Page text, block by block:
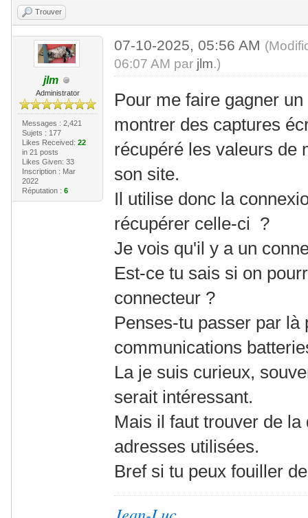
Trouver
jlm
Administrator
Messages : 2,421
Sujets : 177
Likes Received: 22
in 21 posts
Likes Given: 33
Inscription : Mar
2022
Réputation : 6
07-10-2025, 05:56 AM
06:07 AM par jlm.)
Pour me faire gagner
montrer des captures
récupéré les valeurs de
son site.
Il utilise donc la
récupérer celle-ci ?
Je vois qu'il y a un
Est-ce tu sais si on
connecteur ?
Penses-tu passer par là
communications
La je suis curieux,
serait intéressant.
Mais il faut trouver de
adresses utilisées.
Bref si tu peux fouiller